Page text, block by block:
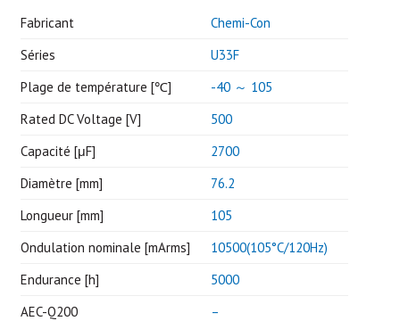
Fabricant
Chemi-Con
Séries
U33F
Plage de température [℃]
-40 ～ 105
Rated DC Voltage [V]
500
Capacité [μF]
2700
Diamètre [mm]
76.2
Longueur [mm]
105
Ondulation nominale [mArms]
10500(105°C/120Hz)
Endurance [h]
5000
AEC-Q200
–